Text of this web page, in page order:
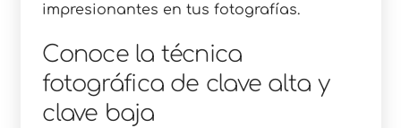
impresionantes en tus fotografías.
Conoce la técnica
fotográfica de clave alta y
clave baja